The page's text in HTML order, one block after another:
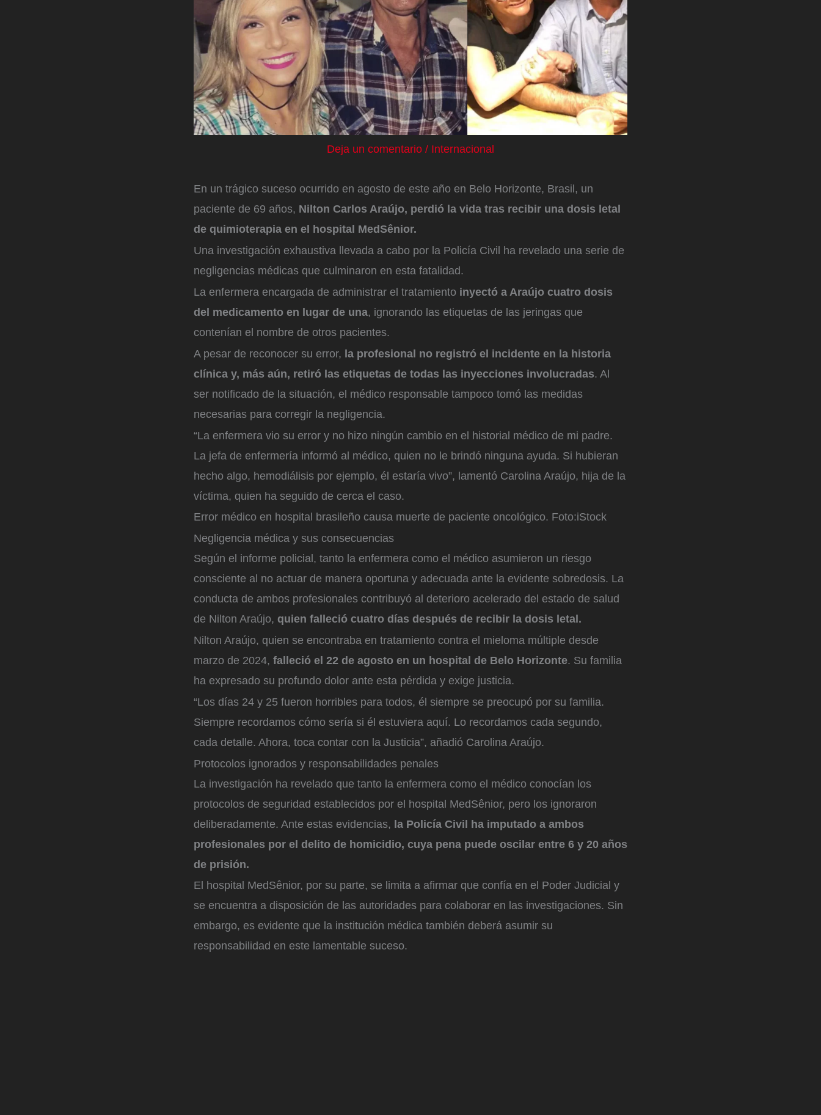
Deja un comentario / Internacional
En un trágico suceso ocurrido en agosto de este año en Belo Horizonte, Brasil, un
paciente de 69 años, Nilton Carlos Araújo, perdió la vida tras recibir una dosis letal
de quimioterapia en el hospital MedSênior.
Una investigación exhaustiva llevada a cabo por la Policía Civil ha revelado una serie de
negligencias médicas que culminaron en esta fatalidad.
La enfermera encargada de administrar el tratamiento inyectó a Araújo cuatro dosis
del medicamento en lugar de una, ignorando las etiquetas de las jeringas que
contenían el nombre de otros pacientes.
A pesar de reconocer su error, la profesional no registró el incidente en la historia
clínica y, más aún, retiró las etiquetas de todas las inyecciones involucradas. Al
ser notificado de la situación, el médico responsable tampoco tomó las medidas
necesarias para corregir la negligencia.
“La enfermera vio su error y no hizo ningún cambio en el historial médico de mi padre.
La jefa de enfermería informó al médico, quien no le brindó ninguna ayuda. Si hubieran
hecho algo, hemodiálisis por ejemplo, él estaría vivo”, lamentó Carolina Araújo, hija de la
víctima, quien ha seguido de cerca el caso.
Error médico en hospital brasileño causa muerte de paciente oncológico. Foto:iStock
Negligencia médica y sus consecuencias
Según el informe policial, tanto la enfermera como el médico asumieron un riesgo
consciente al no actuar de manera oportuna y adecuada ante la evidente sobredosis. La
conducta de ambos profesionales contribuyó al deterioro acelerado del estado de salud
de Nilton Araújo, quien falleció cuatro días después de recibir la dosis letal.
Nilton Araújo, quien se encontraba en tratamiento contra el mieloma múltiple desde
marzo de 2024, falleció el 22 de agosto en un hospital de Belo Horizonte. Su familia
ha expresado su profundo dolor ante esta pérdida y exige justicia.
“Los días 24 y 25 fueron horribles para todos, él siempre se preocupó por su familia.
Siempre recordamos cómo sería si él estuviera aquí. Lo recordamos cada segundo,
cada detalle. Ahora, toca contar con la Justicia”, añadió Carolina Araújo.
Protocolos ignorados y responsabilidades penales
La investigación ha revelado que tanto la enfermera como el médico conocían los
protocolos de seguridad establecidos por el hospital MedSênior, pero los ignoraron
deliberadamente. Ante estas evidencias, la Policía Civil ha imputado a ambos
profesionales por el delito de homicidio, cuya pena puede oscilar entre 6 y 20 años
de prisión.
El hospital MedSênior, por su parte, se limita a afirmar que confía en el Poder Judicial y
se encuentra a disposición de las autoridades para colaborar en las investigaciones. Sin
embargo, es evidente que la institución médica también deberá asumir su
responsabilidad en este lamentable suceso.